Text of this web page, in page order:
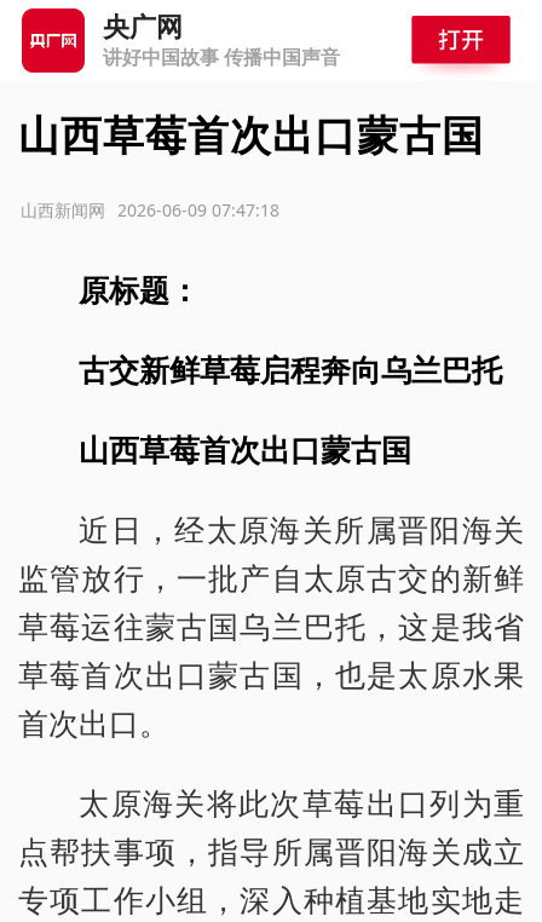
央广网
讲好中国故事 传播中国声音
山西草莓首次出口蒙古国
2026-06-09 07:47:18
山西新闻网
原标题：
古交新鲜草莓启程奔向乌兰巴托
山西草莓首次出口蒙古国
近日，经太原海关所属晋阳海关
监管放行，一批产自太原古交的新鲜
草莓运往蒙古国乌兰巴托，这是我省
草莓首次出口蒙古国，也是太原水果
首次出口。
太原海关将此次草莓出口列为重
点帮扶事项，指导所属晋阳海关成立
专项工作小组，深入种植基地实地走